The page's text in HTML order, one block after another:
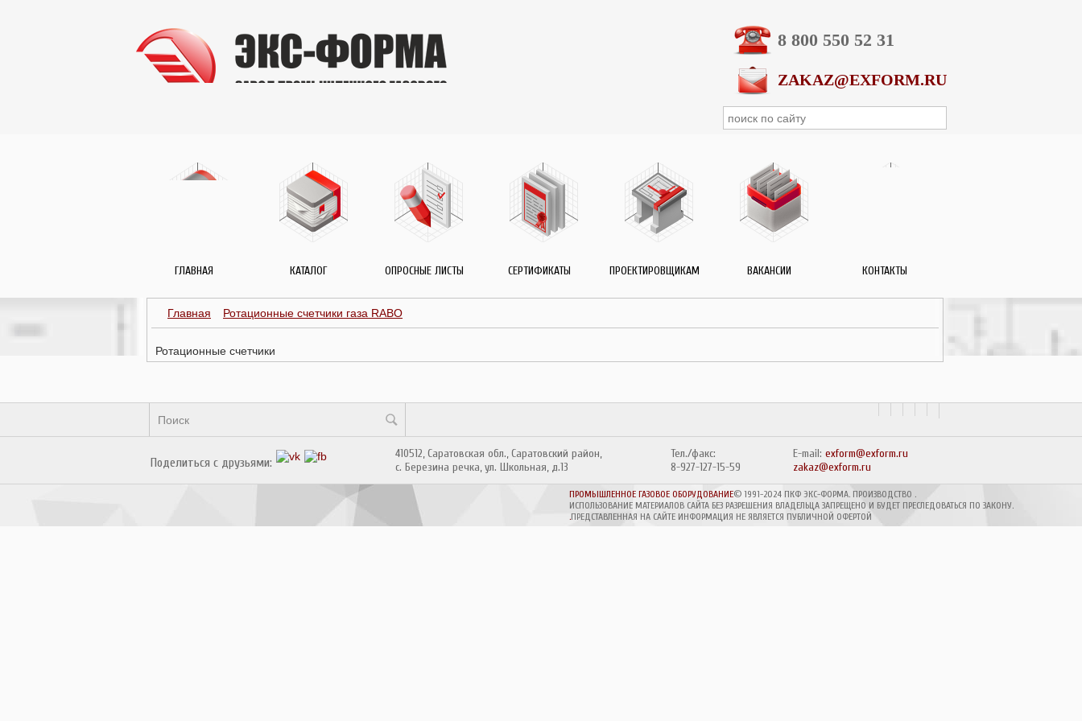
8 800 550 52 31
ZAKAZ@EXFORM.RU
ГЛАВНАЯ КАТАЛОГ ОПРОСНЫЕ ЛИСТЫ СЕРТИФИКАТЫ ПРОЕКТИРОВЩИКАМ ВАКАНСИИ КОНТАКТЫ
Главная Ротационные счетчики газа RABO
Ротационные счетчики
Поделиться с друзьями:
410512, Саратовская обл., Саратовский район,
с. Березина речка, ул. Школьная, д.13
Тел./факс:
8-927-127-15-59
E-mail: exform@exform.ru
zakaz@exform.ru
© 1991-2024 ПКФ ЭКС-ФОРМА. ПРОИЗВОДСТВО
ПРОМЫШЛЕННОЕ ГАЗОВОЕ ОБОРУДОВАНИЕ
.
ИСПОЛЬЗОВАНИЕ МАТЕРИАЛОВ САЙТА БЕЗ РАЗРЕШЕНИЯ ВЛАДЕЛЬЦА ЗАПРЕЩЕНО И БУДЕТ ПРЕСЛЕДОВАТЬСЯ ПО ЗАКОНУ.
ПРЕДСТАВЛЕННАЯ НА САЙТЕ ИНФОРМАЦИЯ НЕ ЯВЛЯЕТСЯ ПУБЛИЧНОЙ ОФЕРТОЙ
.